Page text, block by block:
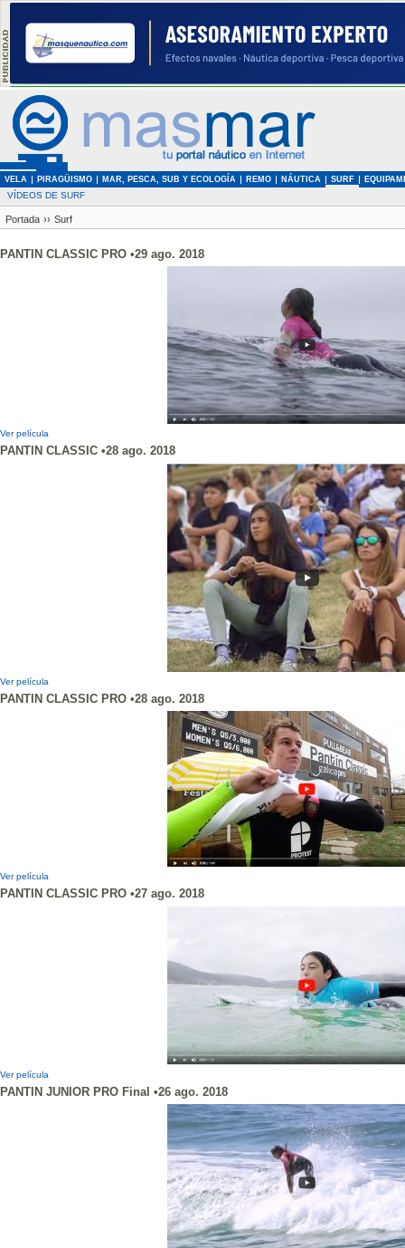
VELA PIRAGÜISMO MAR, PESCA, SUB Y ECOLOGÍA REMO NÁUTICA SURF
VÍDEOS DE SURF
Portada ›› Surf
PANTIN CLASSIC PRO •29 ago. 2018
Ver película
PANTIN CLASSIC •28 ago. 2018
Ver película
PANTIN CLASSIC PRO •28 ago. 2018
Ver película
PANTIN CLASSIC PRO •27 ago. 2018
Ver película
PANTIN JUNIOR PRO Final •26 ago. 2018